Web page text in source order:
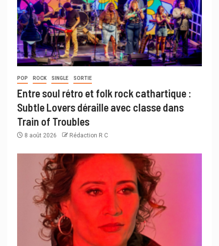
POP ROCK SINGLE SORTIE
Entre soul rétro et folk rock cathartique :
Subtle Lovers déraille avec classe dans
Train of Troubles
8 août 2026 Rédaction R C